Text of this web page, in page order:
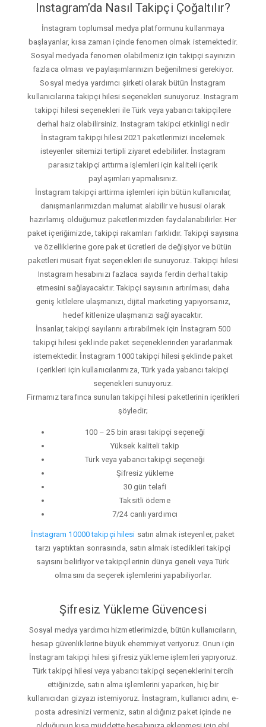
Instagram’da Nasıl Takipçi Çoğaltılır?
İnstagram toplumsal medya platformunu kullanmaya
başlayanlar, kısa zaman içinde fenomen olmak istemektedir.
Sosyal medyada fenomen olabilmeniz için takipçi sayınızın
fazlaca olması ve paylaşımlarınızın beğenilmesi gerekiyor.
Sosyal medya yardımcı şirketi olarak bütün İnstagram
kullanıcılarına takipçi hilesi seçenekleri sunuyoruz. Instagram
takipçi hilesi seçenekleri ile Türk veya yabancı takipçilere
derhal haiz olabilirsiniz. Instagram takipci etkinligi nedir
İnstagram takipçi hilesi 2021 paketlerimizi incelemek
isteyenler sitemizi tertipli ziyaret edebilirler. İnstagram
parasız takipçi arttırma işlemleri için kaliteli içerik
paylaşımları yapmalısınız.
İnstagram takipçi arttirma işlemleri için bütün kullanıcılar,
danışmanlarımızdan malumat alabilir ve hususi olarak
hazırlamış olduğumuz paketlerimizden faydalanabilirler. Her
paket içeriğimizde, takipçi rakamları farklıdır. Takipçi sayısına
ve özelliklerine gore paket ücretleri de değişiyor ve bütün
paketleri müsait fiyat seçenekleri ile sunuyoruz. Takipçi hilesi
Instagram hesabınızı fazlaca sayıda ferdin derhal takip
etmesini sağlayacaktır. Takipçi sayısının artırılması, daha
geniş kitlelere ulaşmanızı, dijital marketing yapıyorsanız,
hedef kitlenize ulaşmanızı sağlayacaktır.
İnsanlar, takipçi sayılarını artırabilmek için İnstagram 500
takipçi hilesi şeklinde paket seçeneklerinden yararlanmak
istemektedir. İnstagram 1000 takipçi hilesi şeklinde paket
içerikleri için kullanıcılarımıza, Türk yada yabancı takipçi
seçenekleri sunuyoruz.
Firmamız tarafınca sunulan takipçi hilesi paketlerinin içerikleri
şöyledir;
100 – 25 bin arası takipçi seçeneği
Yüksek kaliteli takip
Türk veya yabancı takipçi seçeneği
Şifresiz yükleme
30 gün telafi
Taksitli ödeme
7/24 canlı yardımcı
İnstagram 10000 takipçi hilesi satın almak isteyenler, paket
tarzı yaptıktan sonrasında, satın almak istedikleri takipçi
sayısını belirliyor ve takipçilerinin dünya geneli veya Türk
olmasını da seçerek işlemlerini yapabiliyorlar.
Şifresiz Yükleme Güvencesi
Sosyal medya yardımcı hizmetlerimizde, bütün kullanıcıların,
hesap güvenliklerine büyük ehemmiyet veriyoruz. Onun için
İnstagram takipçi hilesi şifresiz yükleme işlemleri yapıyoruz.
Türk takipçi hilesi veya yabancı takipçi seçeneklerini tercih
ettiğinizde, satın alma işlemlerini yaparken, hiç bir
kullanıcıdan gizyazı istemiyoruz. İnstagram, kullanıcı adını, e-
posta adresinizi vermeniz, satın aldığınız paket içinde ne